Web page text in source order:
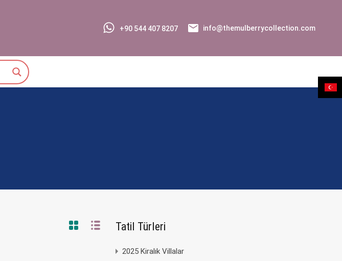
+90 544 407 8207 info@themulberrycollection.com
Tatil Türleri
2025 Kiralık Villalar